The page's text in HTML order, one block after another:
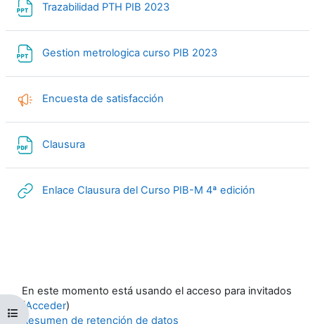
Abrir índice del curso
Trazabilidad PTH PIB 2023
Gestion metrologica curso PIB 2023
Encuesta de satisfacción
Clausura
Enlace Clausura del Curso PIB-M 4ª edición
En este momento está usando el acceso para invitados
(Acceder)
Resumen de retención de datos